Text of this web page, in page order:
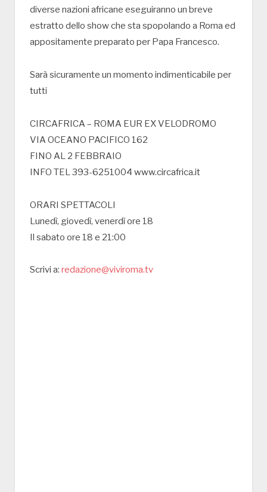
diverse nazioni africane eseguiranno un breve
estratto dello show che sta spopolando a Roma ed
appositamente preparato per Papa Francesco.
Sarà sicuramente un momento indimenticabile per
tutti
CIRCAFRICA – ROMA EUR EX VELODROMO
VIA OCEANO PACIFICO 162
FINO AL 2 FEBBRAIO
INFO TEL 393-6251004 www.circafrica.it
ORARI SPETTACOLI
Lunedì, giovedì, venerdì ore 18
Il sabato ore 18 e 21:00
Scrivi a: redazione@viviroma.tv